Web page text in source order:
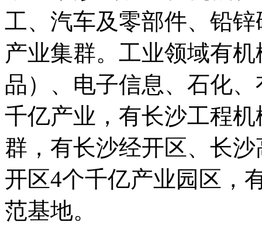
工、汽车及零部件、铅
产业集群。工业领域有
品）、电子信息、石化
千亿产业，有长沙工程
群，有长沙经开区、长
开区4个千亿产业园区，
范基地。